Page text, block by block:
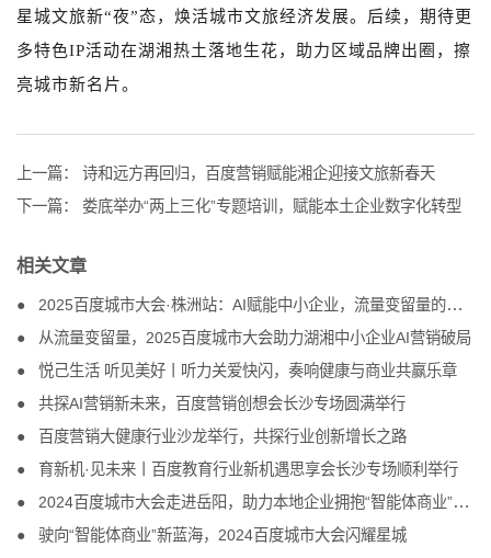
星城文旅新“夜”态，焕活城市文旅经济发展。后续，期待更
多特色IP活动在湖湘热土落地生花，助力区域品牌出圈，擦
亮城市新名片。
上一篇：
诗和远方再回归，百度营销赋能湘企迎接文旅新春天
下一篇：
娄底举办“两上三化”专题培训，赋能本土企业数字化转型
相关文章
2025百度城市大会·株洲站：AI赋能中小企业，流量变留量的破局之道
从流量变留量，2025百度城市大会助力湖湘中小企业AI营销破局
悦己生活 听见美好丨听力关爱快闪，奏响健康与商业共赢乐章
共探AI营销新未来，百度营销创想会长沙专场圆满举行
百度营销大健康行业沙龙举行，共探行业创新增长之路
育新机·见未来丨百度教育行业新机遇思享会长沙专场顺利举行
2024百度城市大会走进岳阳，助力本地企业拥抱“智能体商业”新未来
驶向“智能体商业”新蓝海，2024百度城市大会闪耀星城